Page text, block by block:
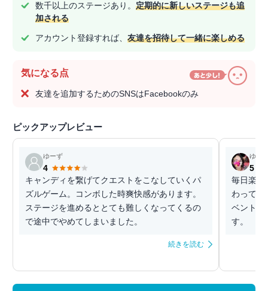
数千以上のステージあり。 定期的に新しいステージも追
加される
アカウント登録すれば、 友達を招待して一緒に楽しめる
気になる点
友達を追加するためのSNSはFacebookのみ
ピックアップレビュー
ゆーず
4
キャンディを繋げてクエストをこなしていくパ
ズルゲーム。コンボした時爽快感があります。
ステージを進めるととても難しくなってくるの
で途中でやめてしまいました。
続きを読む
ゆう
5
毎日楽し
わってる
ベントも
す。